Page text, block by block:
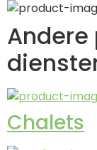
Andere
Chalets